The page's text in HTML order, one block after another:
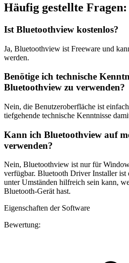
Häufig gestellte Fragen:
Ist Bluetoothview kostenlos?
Ja, Bluetoothview ist Freeware und
werden.
Benötige ich technische
Bluetoothview zu verwenden?
Nein, die Benutzeroberfläche ist
tiefgehende technische Kenntnisse
Kann ich Bluetoothview auf
verwenden?
Nein, Bluetoothview ist nur für
verfügbar. Bluetooth Driver Installer ist
unter Umständen hilfreich sein kann,
Bluetooth-Gerät hast.
Eigenschaften der Software
Bewertung: